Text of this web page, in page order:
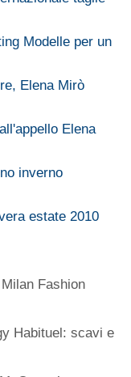
Modelle per un
Elena Mirò
Elena
inverno
estate 2010
Milan Fashion
Habituel: scavi e